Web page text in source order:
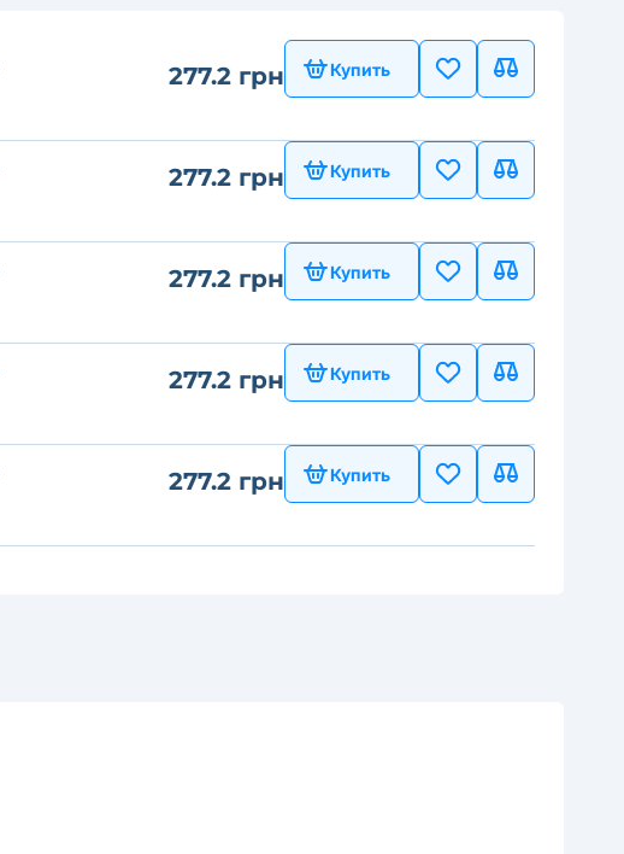
277.2 грн Купить
277.2 грн Купить
277.2 грн Купить
277.2 грн Купить
277.2 грн Купить